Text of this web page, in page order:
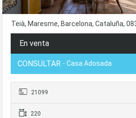
Teià, Maresme, Barcelona, Cataluña,
En venta
CONSULTAR - Casa Adosada
21099
220